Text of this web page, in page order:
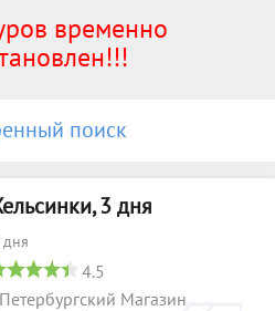
временно
3 дня
дня
4.5
Магазин
поиск